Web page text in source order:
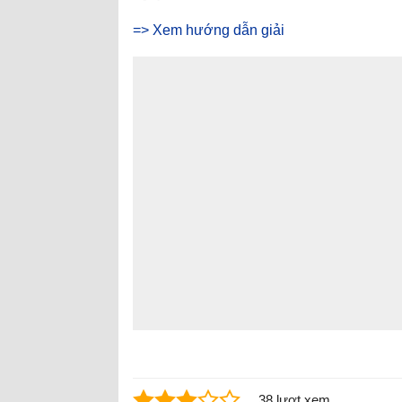
=> Xem hướng dẫn giải